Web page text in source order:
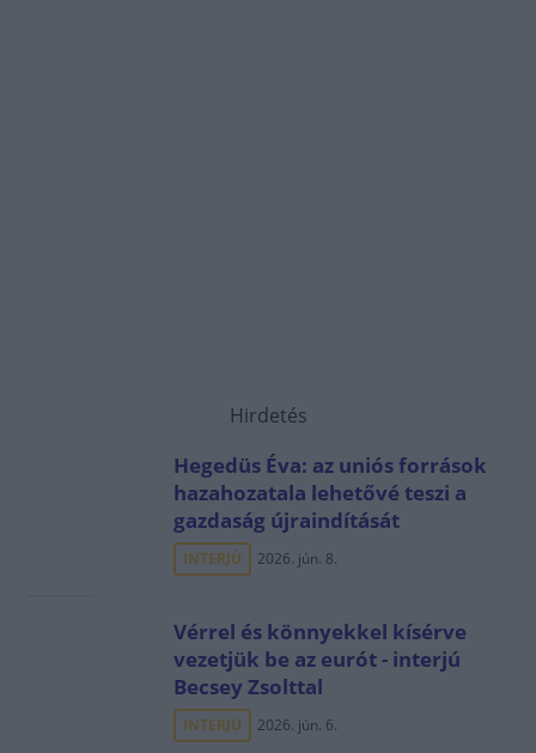
Hirdetés
Hegedüs Éva: az uniós források
hazahozatala lehetővé teszi a
gazdaság újraindítását
INTERJÚ 2026. jún. 8.
Vérrel és könnyekkel kísérve
vezetjük be az eurót - interjú
Becsey Zsolttal
INTERJÚ 2026. jún. 6.